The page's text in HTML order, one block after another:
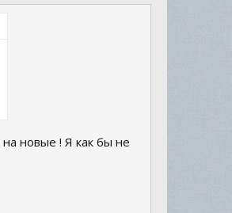
новые ! Я как бы не